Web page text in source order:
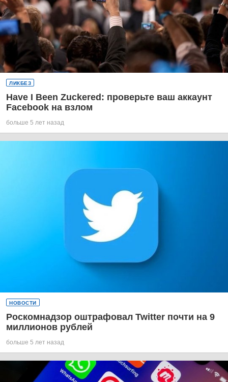
ЛИКБЕЗ
Have I Been Zuckered: проверьте ваш аккаунт
Facebook на взлом
больше 5 лет назад
НОВОСТИ
Роскомнадзор оштрафовал Twitter почти на 9
миллионов рублей
больше 5 лет назад